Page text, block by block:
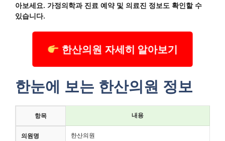
아보세요. 가정의학과 진료 예약 및 의료진 정보도 확인할 수
있습니다.
한산의원 자세히 알아보기
한눈에 보는 한산의원 정보
항목 내용
의원명 한산의원